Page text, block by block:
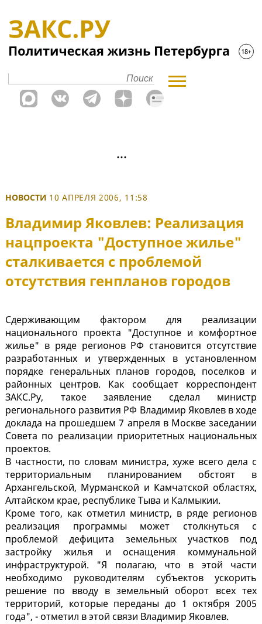
НОВОСТИ 10 АПРЕЛЯ 2006, 11:58
Владимир Яковлев: Реализация
нацпроекта "Доступное жилье"
сталкивается с проблемой
отсутствия генпланов городов
Сдерживающим фактором для реализации
национального проекта "Доступное и комфортное
жилье" в ряде регионов РФ становится отсутствие
разработанных и утвержденных в установленном
порядке генеральных планов городов, поселков и
районных центров. Как сообщает корреспондент
ЗАКС.Ру, такое заявление сделал министр
регионального развития РФ Владимир Яковлев в ходе
доклада на прошедшем 7 апреля в Москве заседании
Совета по реализации приоритетных национальных
проектов.
В частности, по словам министра, хуже всего дела с
территориальным планированием обстоят в
Архангельской, Мурманской и Камчатской областях,
Алтайском крае, республике Тыва и Калмыкии.
Кроме того, как отметил министр, в ряде регионов
реализация программы может столкнуться с
проблемой дефицита земельных участков под
застройку жилья и оснащения коммунальной
инфраструктурой. "Я полагаю, что в этой части
необходимо руководителям субъектов ускорить
решение по вводу в земельный оборот всех тех
территорий, которые переданы до 1 октября 2005
года", - отметил в этой связи Владимир Яковлев.